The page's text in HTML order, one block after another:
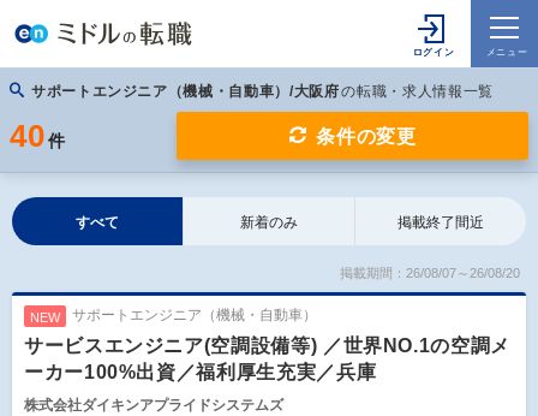
サポートエンジニア（機械・自動車）/大阪府の転職・求人情報一覧
40 件 条件の変更
すべて 新着のみ 掲載終了間近
掲載期間：26/08/07～26/08/20
NEW サポートエンジニア（機械・自動車）
サービスエンジニア(空調設備等) ／世界NO.1の空調メ
ーカー100%出資／福利厚生充実／兵庫
株式会社ダイキンアプライドシステムズ